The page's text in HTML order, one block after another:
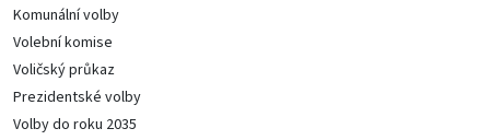
Komunální volby
Volební komise
Voličský průkaz
Prezidentské volby
Volby do roku 2035